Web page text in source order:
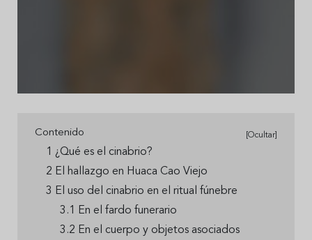
Contenido [Ocultar]
1 ¿Qué es el cinabrio?
2 El hallazgo en Huaca Cao Viejo
3 El uso del cinabrio en el ritual fúnebre
3.1 En el fardo funerario
3.2 En el cuerpo y objetos asociados